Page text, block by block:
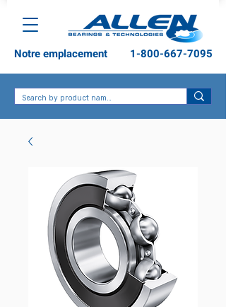
1-800-667-7095
Notre emplacement